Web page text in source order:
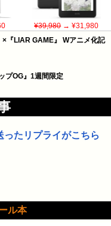
¥39,980→ ¥31,980
×『LIAR GAME』 Wアニメ化記
プOG』1週間限定
ったリプライがこちら
ル本